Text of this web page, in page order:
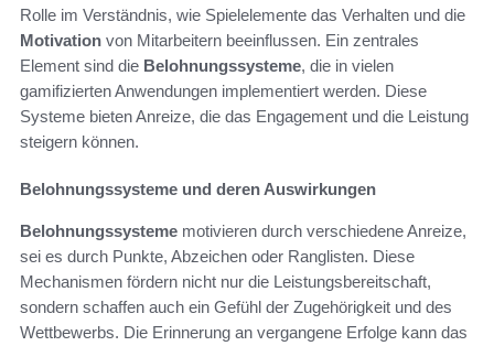
Rolle im Verständnis, wie Spielelemente das Verhalten und die
Motivation von Mitarbeitern beeinflussen. Ein zentrales
Element sind die Belohnungssysteme, die in vielen
gamifizierten Anwendungen implementiert werden. Diese
Systeme bieten Anreize, die das Engagement und die Leistung
steigern können.
Belohnungssysteme und deren Auswirkungen
Belohnungssysteme motivieren durch verschiedene Anreize,
sei es durch Punkte, Abzeichen oder Ranglisten. Diese
Mechanismen fördern nicht nur die Leistungsbereitschaft,
sondern schaffen auch ein Gefühl der Zugehörigkeit und des
Wettbewerbs. Die Erinnerung an vergangene Erfolge kann das